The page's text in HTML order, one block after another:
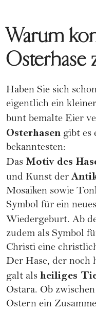
Warum
Osterhase
Haben Sie sich
eigentlich ein
bunt bemalte Eier
Osterhasen gibt es
bekanntesten:
Das Motiv des
und Kunst der
Mosaiken sowie
Symbol für ein
Wiedergeburt. Ab
zudem als Symbol
Christi eine
Der Hase, der noch
galt als heiliges
Ostara. Ob
Ostern ein